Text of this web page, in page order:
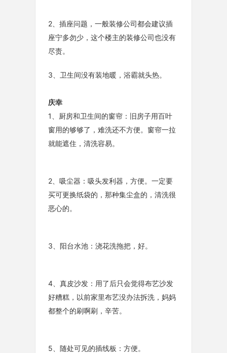
2、插座问题，一般装修公司都会建议插
座宁多勿少，这个楼主的装修公司也没有
尽责。
3、卫生间没有装地暖，浴霸就头热。
庆幸
1、厨房和卫生间的窗帘：旧房子用百叶
窗用的够够了，难洗还不方便。窗帘一拉
就能遮住，清洗容易。
2、吸尘器：吸头发利器，方便。一定要
买可更换纸袋的，那种集尘盒的，清洗很
恶心的。
3、阳台水池：浇花洗拖把，好。
4、真皮沙发：用了后只会觉得布艺沙发
好糟糕，以前家里布艺没办法拆洗，妈妈
都整个的刷啊刷，辛苦。
5、随处可见的插线板：方便。